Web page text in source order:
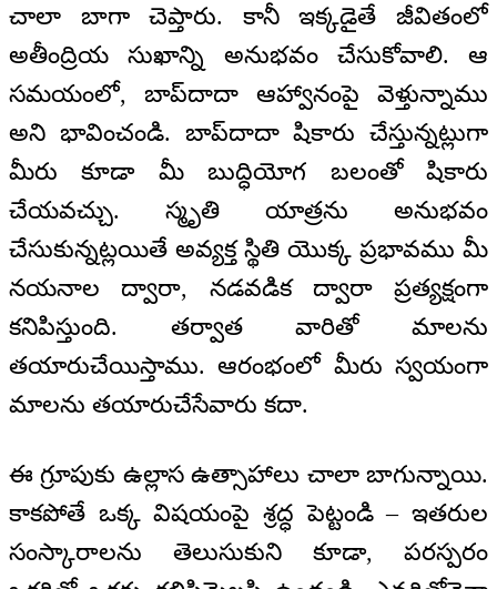
చాలా బాగా చెప్తారు. కానీ ఇక్కడైతే జీవితంలో
అతీంద్రియ సుఖాన్ని అనుభవం చేసుకోవాలి. ఆ
సమయంలో, బాప్‌దాదా ఆహ్వానంపై వెళ్తున్నాము
అని భావించండి. బాప్‌దాదా షికారు చేస్తున్నట్లుగా
మీరు కూడా మీ బుద్ధియోగ బలంతో షికారు
చేయవచ్చు. స్మృతి యాత్రను అనుభవం
చేసుకున్నట్లయితే అవ్యక్త స్థితి యొక్క ప్రభావము మీ
నయనాల ద్వారా, నడవడిక ద్వారా ప్రత్యక్షంగా
కనిపిస్తుంది. తర్వాత వారితో మాలను
తయారుచేయిస్తాము. ఆరంభంలో మీరు స్వయంగా
మాలను తయారుచేసేవారు కదా.
ఈ గ్రూపుకు ఉల్లాస ఉత్సాహాలు చాలా బాగున్నాయి.
కాకపోతే ఒక్క విషయంపై శ్రద్ధ పెట్టండి – ఇతరుల
సంస్కారాలను తెలుసుకుని కూడా, పరస్పరం